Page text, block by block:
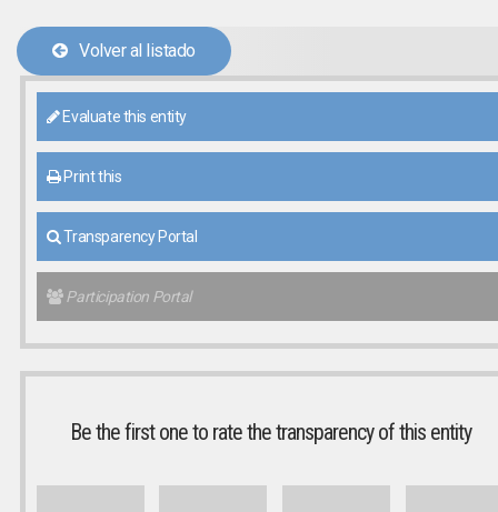
Volver al listado
Evaluate this entity
Print this
Transparency Portal
Participation Portal
Be the first one to rate the transparency of this entity